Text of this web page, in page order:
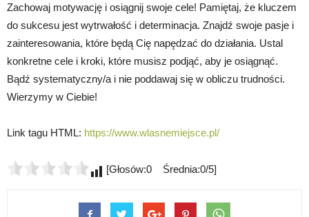
Zachowaj motywację i osiągnij swoje cele! Pamiętaj, że kluczem
do sukcesu jest wytrwałość i determinacja. Znajdź swoje pasje i
zainteresowania, które będą Cię napędzać do działania. Ustal
konkretne cele i kroki, które musisz podjąć, aby je osiągnąć.
Bądź systematyczny/a i nie poddawaj się w obliczu trudności.
Wierzymy w Ciebie!
Link tagu HTML: https://www.wlasnemiejsce.pl/
[Głosów:0 Średnia:0/5]